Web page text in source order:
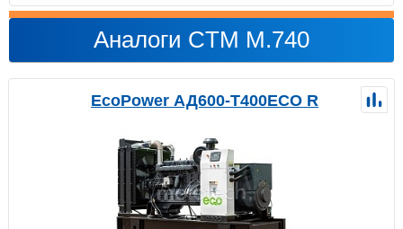
Аналоги CTM M.740
EcoPower АД600-T400ECO R